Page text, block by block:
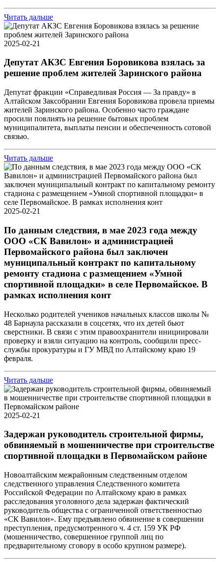
Читать дальше
2025-02-21
Депутат АКЗС Евгения Боровикова взялась за
решение проблем жителей Заринского района
Депутат фракции «Справедливая Россия — За правду» в
Алтайском Заксобрании Евгения Боровикова провела приемы
жителей Заринского района. Особенно часто граждане
просили повлиять на решение бытовых проблем
муниципалитета, выплаты пенсии и обеспеченность сотовой
связью.
Читать дальше
2025-02-21
По данным следствия, в мае 2023 года между
ООО «СК Вавилон» и администрацией
Первомайского района был заключен
муниципальный контракт по капитальному
ремонту стадиона с размещением «Умной
спортивной площадки» в селе Первомайское. В
рамках исполнения конт
Несколько родителей учеников начальных классов школы №
48 Барнаула рассказали в соцсетях, что их детей бьют
сверстники. В связи с этим правоохранители инициировали
проверку и взяли ситуацию на контроль, сообщили пресс-
службы прокуратуры и ГУ МВД по Алтайскому краю 19
февраля.
Читать дальше
2025-02-21
Задержан руководитель строительной фирмы,
обвиняемый в мошенничестве при строительстве
спортивной площадки в Первомайском районе
Новоалтайским межрайонным следственным отделом
следственного управления Следственного комитета
Российской Федерации по Алтайскому краю в рамках
расследования уголовного дела задержан фактический
руководитель общества с ограниченной ответственностью
«СК Вавилон». Ему предъявлено обвинение в совершении
преступления, предусмотренного ч. 4 ст. 159 УК РФ
(мошенничество, совершенное группой лиц по
предварительному сговору в особо крупном размере).